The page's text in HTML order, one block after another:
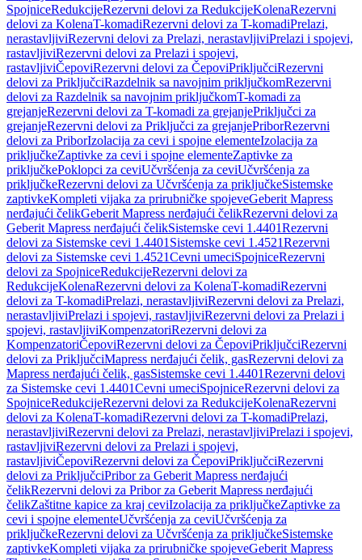
SpojniceRedukcijeRezervni delovi za RedukcijeKolenaRezervni
delovi za KolenaT-komadiRezervni delovi za T-komadiPrelazi,
nerastavljiviRezervni delovi za Prelazi, nerastavljiviPrelazi i spojevi,
rastavljiviRezervni delovi za Prelazi i spojevi,
rastavljiviČepoviRezervni delovi za ČepoviPriključciRezervni
delovi za PriključciRazdelnik sa navojnim priključkomRezervni
delovi za Razdelnik sa navojnim priključkomT-komadi za
grejanjeRezervni delovi za T-komadi za grejanjePriključci za
grejanjeRezervni delovi za Priključci za grejanjePriborRezervni
delovi za PriborIzolacija za cevi i spojne elementeIzolacija za
priključkeZaptivke za cevi i spojne elementeZaptivke za
priključkePoklopci za ceviUčvršćenja za ceviUčvršćenja za
priključkeRezervni delovi za Učvršćenja za priključkeSistemske
zaptivkeKompleti vijaka za prirubničke spojeveGeberit Mapress
nerđajući čelikGeberit Mapress nerđajući čelikRezervni delovi za
Geberit Mapress nerđajući čelikSistemske cevi 1.4401Rezervni
delovi za Sistemske cevi 1.4401 Sistemske cevi 1.4521Rezervni
delovi za Sistemske cevi 1.4521Cevni umeciSpojniceRezervni
delovi za SpojniceRedukcijeRezervni delovi za
RedukcijeKolenaRezervni delovi za KolenaT-komadiRezervni
delovi za T-komadiPrelazi, nerastavljiviRezervni delovi za Prelazi,
nerastavljiviPrelazi i spojevi, rastavljiviRezervni delovi za Prelazi i
spojevi, rastavljiviKompenzatoriRezervni delovi za
KompenzatoriČepoviRezervni delovi za ČepoviPriključciRezervni
delovi za PriključciMapress nerđajući čelik, gasRezervni delovi za
Mapress nerđajući čelik, gasSistemske cevi 1.4401Rezervni delovi
za Sistemske cevi 1.4401Cevni umeciSpojniceRezervni delovi za
SpojniceRedukcijeRezervni delovi za RedukcijeKolenaRezervni
delovi za KolenaT-komadiRezervni delovi za T-komadiPrelazi,
nerastavljiviRezervni delovi za Prelazi, nerastavljiviPrelazi i spojevi,
rastavljiviRezervni delovi za Prelazi i spojevi,
rastavljiviČepoviRezervni delovi za ČepoviPriključciRezervni
delovi za PriključciPribor za Geberit Mapress nerđajući
čelikRezervni delovi za Pribor za Geberit Mapress nerđajući
čelikZaštitne kapice za kraj ceviIzolacija za priključkeZaptivke za
cevi i spojne elementeUčvršćenja za ceviUčvršćenja za
priključkeRezervni delovi za Učvršćenja za priključkeSistemske
zaptivkeKompleti vijaka za prirubničke spojeveGeberit Mapress